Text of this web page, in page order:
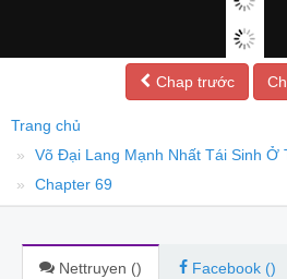
Chap trước
Trang chủ
Võ Đại Lang Mạnh Nhất Tái Sinh Ở
Chapter 69
Nettruyen () Facebook ()